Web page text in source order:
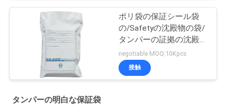
ポリ袋の保証シール袋
の/Safetyの沈殿物の袋/
タンパーの証拠の沈殿物
袋
negotiable MOQ:10Kpcs
接触
タンパーの明白な保証袋